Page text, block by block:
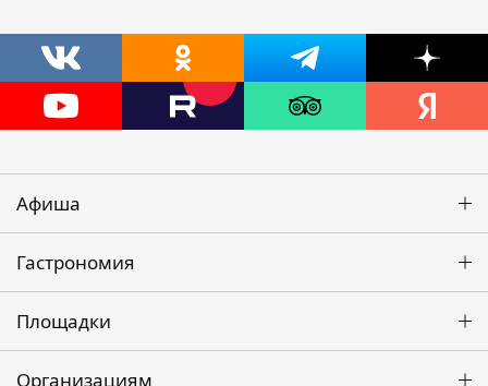
Афиша
Гастрономия
Площадки
Организациям